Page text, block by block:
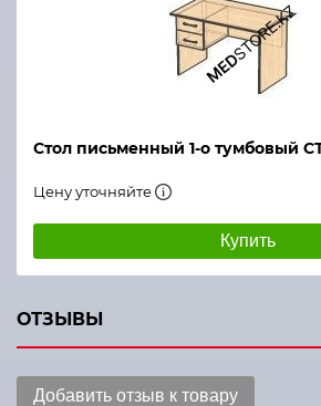
Стол письменный 1-о тумбовый
Цену уточняйте
Купить
ОТЗЫВЫ
Добавить отзыв к товару